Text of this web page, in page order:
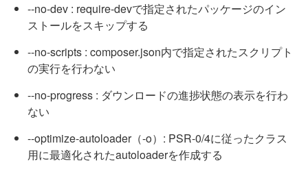
--no-dev : require-devで指定されたパッケージのイン
ストールをスキップする
--no-scripts : composer.json内で指定されたスクリプト
の実行を行わない
--no-progress : ダウンロードの進捗状態の表示を行わ
ない
--optimize-autoloader（-o）: PSR-0/4に従ったクラス
用に最適化されたautoloaderを作成する